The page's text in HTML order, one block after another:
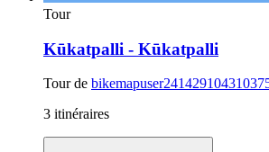
Tour
Kūkatpalli - Kūkatpalli
Tour de
3 itinéraires